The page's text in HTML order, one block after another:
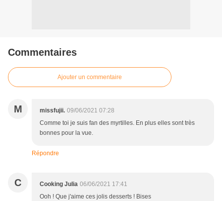
Commentaires
Ajouter un commentaire
M missfujii. 09/06/2021 07:28
Comme toi je suis fan des myrtilles. En plus elles sont très
bonnes pour la vue.
Répondre
C Cooking Julia 06/06/2021 17:41
Ooh ! Que j'aime ces jolis desserts ! Bises